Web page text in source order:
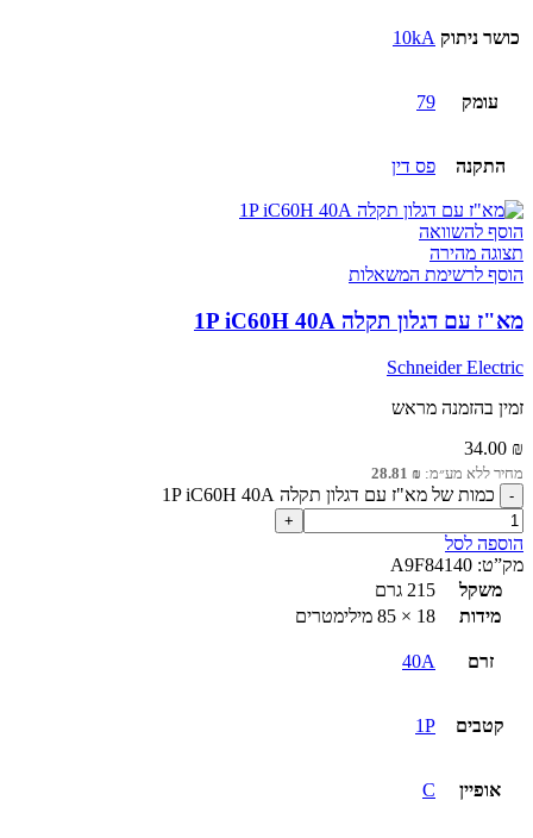
כושר ניתוק 10kA
עומק 79
התקנה פס דין
הוסף להשוואה
תצוגה מהירה
הוסף לרשימת המשאלות
מא"ז עם דגלון תקלה 1P iC60H 40A
Schneider Electric
זמין בהזמנה מראש
34.00 ₪
מחיר ללא מע״מ: 28.81 ₪
כמות של מא"ז עם דגלון תקלה 1P iC60H 40A
הוספה לסל
מק”ט: A9F84140
משקל
215 גרם
מידות
18 × 85 מילימטרים
זרם 40A
קטבים 1P
אופיין C